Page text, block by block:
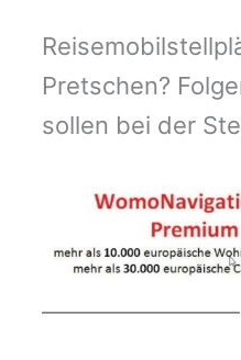
Pretschen?
sollen bei der